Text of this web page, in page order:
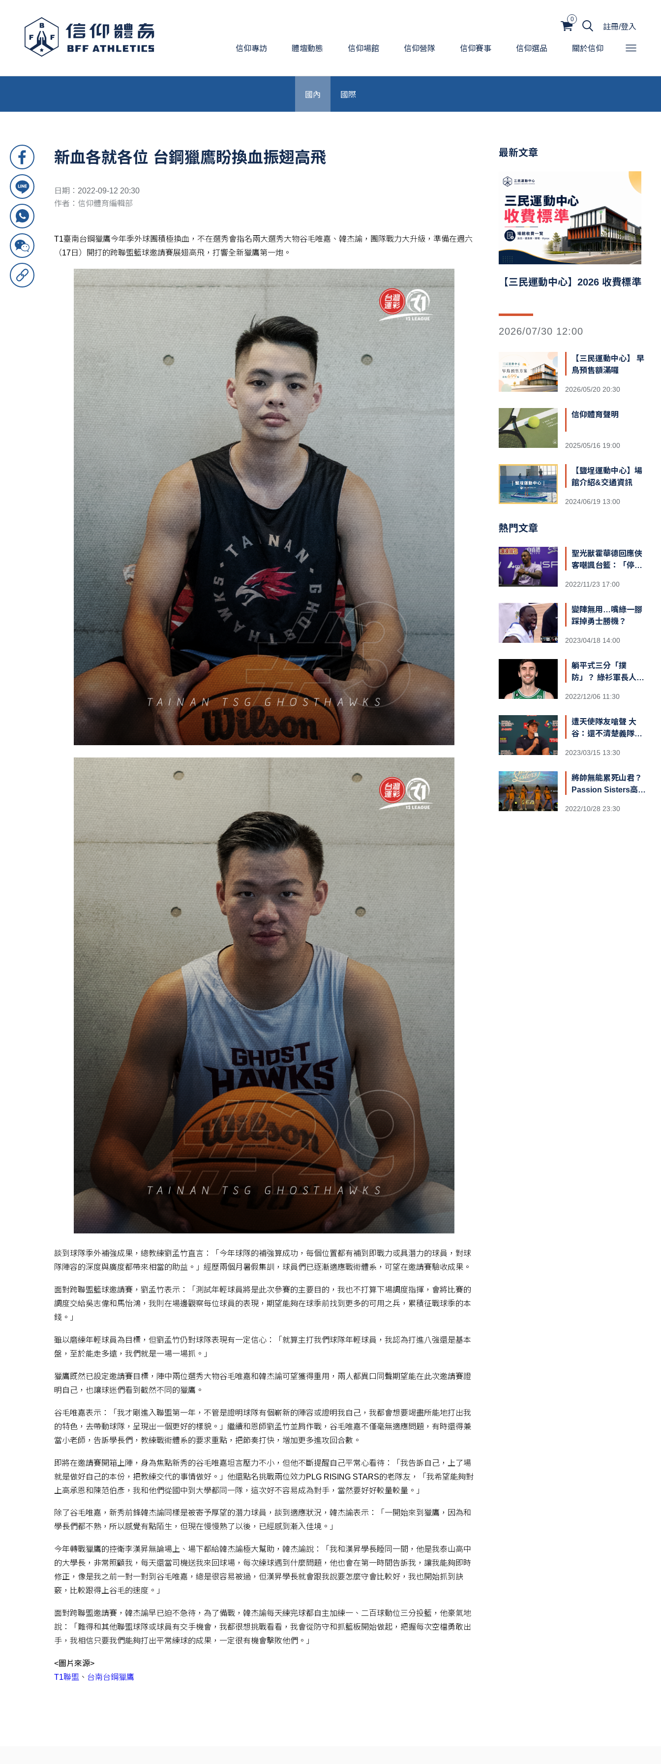
0
註冊/登入
信仰專訪 體壇動態 信仰場館 信仰營隊 信仰賽事 信仰選品 關於信仰
國內 國際
新血各就各位 台鋼獵鷹盼換血振翅高飛
日期：2022-09-12 20:30
作者：信仰體育編輯部
T1臺南台鋼獵鷹今年季外球團積極換血，不在選秀會指名兩大選秀大物谷毛唯嘉、韓杰諭，團隊戰力大升級，準備在週六
（17日）開打的跨聯盟籃球邀請賽展翅高飛，打響全新獵鷹第一炮。
談到球隊季外補強成果，總教練劉孟竹直言：「今年球隊的補強算成功，每個位置都有補到即戰力或具潛力的球員，對球
隊陣容的深度與廣度都帶來相當的助益。」經歷兩個月暑假集訓，球員們已逐漸適應戰術體系，可望在邀請賽驗收成果。
面對跨聯盟籃球邀請賽，劉孟竹表示：「測試年輕球員將是此次參賽的主要目的，我也不打算下場調度指揮，會將比賽的
調度交給吳志偉和馬怡鴻，我則在場邊觀察每位球員的表現，期望能夠在球季前找到更多的可用之兵，累積征戰球季的本
錢。」
雖以磨練年輕球員為目標，但劉孟竹仍對球隊表現有一定信心：「就算主打我們球隊年輕球員，我認為打進八強還是基本
盤，至於能走多遠，我們就是一場一場抓。」
獵鷹既然已設定邀請賽目標，陣中兩位選秀大物谷毛唯嘉和韓杰諭可望獲得重用，兩人都異口同聲期望能在此次邀請賽證
明自己，也讓球迷們看到截然不同的獵鷹。
谷毛唯嘉表示：「我才剛進入聯盟第一年，不管是證明球隊有個嶄新的陣容或證明我自己，我都會想要竭盡所能地打出我
的特色，去帶動球隊，呈現出一個更好的樣貌。」繼續和恩師劉孟竹並肩作戰，谷毛唯嘉不僅毫無適應問題，有時還得兼
當小老師，告訴學長們，教練戰術體系的要求重點，把節奏打快，增加更多進攻回合數。
即將在邀請賽開箱上陣，身為焦點新秀的谷毛唯嘉坦言壓力不小，但他不斷提醒自己平常心看待：「我告訴自己，上了場
就是做好自己的本份，把教練交代的事情做好。」他還點名挑戰兩位效力PLG RISING STARS的老隊友，「我希望能夠對
上高承恩和陳范伯彥，我和他們從國中到大學都同一隊，這次好不容易成為對手，當然要好好較量較量。」
除了谷毛唯嘉，新秀前鋒韓杰諭同樣是被寄予厚望的潛力球員，談到適應狀況，韓杰諭表示：「一開始來到獵鷹，因為和
學長們都不熟，所以感覺有點陌生，但現在慢慢熟了以後，已經感到漸入佳境。」
今年轉戰獵鷹的控衛李漢昇無論場上、場下都給韓杰諭極大幫助，韓杰諭說：「我和漢昇學長睡同一間，他是我泰山高中
的大學長，非常照顧我，每天還當司機送我來回球場，每次練球遇到什麼問題，他也會在第一時間告訴我，讓我能夠即時
修正，像是我之前一對一對到谷毛唯嘉，總是很容易被過，但漢昇學長就會跟我說要怎麼守會比較好，我也開始抓到訣
竅，比較跟得上谷毛的速度。」
面對跨聯盟邀請賽，韓杰諭早已迫不急待，為了備戰，韓杰諭每天練完球都自主加練一、二百球動位三分投籃，他豪氣地
說：「難得和其他聯盟球隊或球員有交手機會，我都很想挑戰看看，我會從防守和抓籃板開始做起，把握每次空檔勇敢出
手，我相信只要我們能夠打出平常練球的成果，一定很有機會擊敗他們。」
<圖片來源>
T1聯盟 、 台南台鋼獵鷹
最新文章
【三民運動中心】2026 收費標準
2026/07/30 12:00
【三民運動中心】 早
鳥預售額滿囉
2026/05/20 20:30
信仰體育聲明
2025/05/16 19:00
【鹽埕運動中心】場
館介紹&交通資訊
2024/06/19 13:00
熱門文章
聖光獸霍華德回應俠
客嘲諷台籃：「停止
球迷和隊友，台灣給
2022/11/23 17:00
變陣無用…嘴綠一腳
踩掉勇士勝機？
2023/04/18 14:00
躺平式三分「撲
防」？ 綠衫軍長人
引爆熱議
2022/12/06 11:30
遭天使隊友嗆聲 大
谷：還不清楚義隊陣
2023/03/15 13:30
將帥無能累死山君？
Passion Sisters高鐵
粉不捨
2022/10/28 23:30